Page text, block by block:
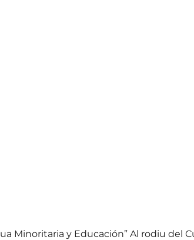
Minoritaria y Educación” Al rodiu del